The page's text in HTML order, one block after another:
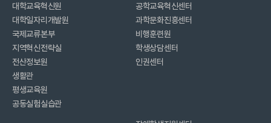
대학교육혁신원
대학일자리개발원
국제교류본부
지역혁신전략실
전산정보원
생활관
평생교육원
공동실험실습관
공학교육혁신센터
과학문화진흥센터
비행훈련원
학생상담센터
인권센터